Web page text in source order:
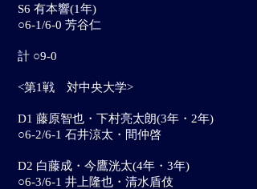
S6 有本響(1年)
○6-1/6-0 芳谷仁
計 ○9-0
<第1戦 対中央大学>
D1 藤原智也・下村亮太朗(3年・2年)
○6-2/6-1 石井涼太・間仲啓
D2 白藤成・今鷹洸太(4年・3年)
○6-3/6-1 井上隆也・清水盾伎